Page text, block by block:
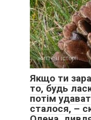
життєві історії
Якщо ти
то, будь
потім
сталося, –